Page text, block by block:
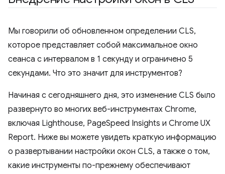
Мы говорили об обновленном определении CLS,
которое представляет собой максимальное окно
сеанса с интервалом в 1 секунду и ограничено 5
секундами. Что это значит для инструментов?
Начиная с сегодняшнего дня, это изменение CLS было
развернуто во многих веб-инструментах Chrome,
включая Lighthouse, PageSpeed ​​Insights и Chrome UX
Report. Ниже вы можете увидеть краткую информацию
о развертывании настройки окон CLS, а также о том,
какие инструменты по-прежнему обеспечивают